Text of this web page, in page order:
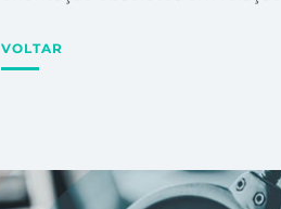
VOLTAR